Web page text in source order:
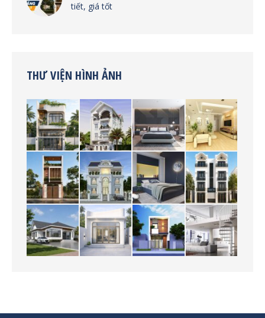
tiết, giá tốt
THƯ VIỆN HÌNH ẢNH